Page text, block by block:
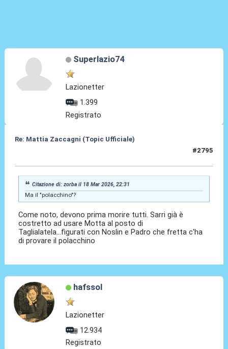
Superlazio74
Lazionetter
1.399
Registrato
Re: Mattia Zaccagni (Topic Ufficiale)
#2795
Citazione di: zorba il 18 Mar 2026, 22:31
Ma il "polacchino"?
Come noto, devono prima morire tutti. Sarri già è
costretto ad usare Motta al posto di
Taglialatela...figurati con Noslin e Padro che fretta c'ha
di provare il polacchino
hafssol
Lazionetter
12.934
Registrato